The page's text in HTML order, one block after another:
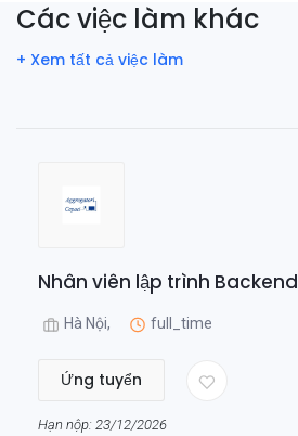
Các việc làm khác
+ Xem tất cả việc làm
Nhân viên lập trình Backend
Hà Nội, full_time
Ứng tuyển
Hạn nộp: 23/12/2026